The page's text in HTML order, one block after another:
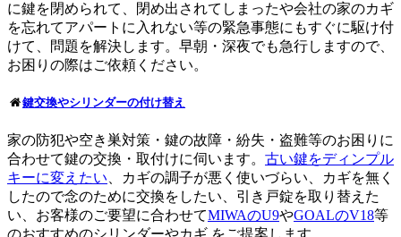
に鍵を閉められて、閉め出されてしまったや会社の家のカギ
を忘れてアパートに入れない等の緊急事態にもすぐに駆け付
けて、問題を解決します。早朝・深夜でも急行しますので、
お困りの際はご依頼ください。
鍵交換やシリンダーの付け替え
家の防犯や空き巣対策・鍵の故障・紛失・盗難等のお困りに
合わせて鍵の交換・取付けに伺います。 古い鍵をディンプル
キーに変えたい 、カギの調子が悪く使いづらい、カギを無く
したので念のために交換をしたい、引き戸錠を取り替えた
い、お客様のご要望に合わせてMIWAのU9やGOALのV18等
のおすすめのシリンダーやカギ をご提案します。